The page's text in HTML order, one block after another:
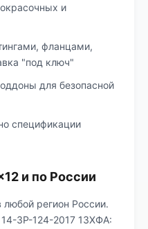
и
фланцами,
"под ключ"
для безопасной
спецификации
и по России
регион России.
3Р-124-2017 13ХФА: